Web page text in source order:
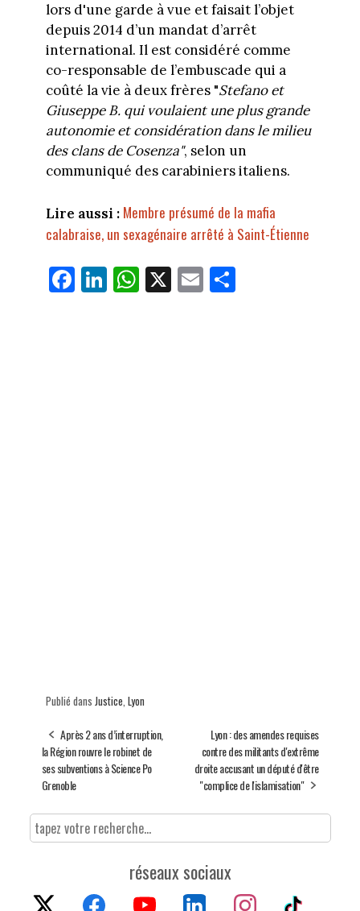
lors d'une garde à vue et faisait l’objet
depuis 2014 d’un mandat d’arrêt
international. Il est considéré comme
co-responsable de l’embuscade qui a
coûté la vie à deux frères "Stefano et
Giuseppe B. qui voulaient une plus grande
autonomie et considération dans le milieu
des clans de Cosenza", selon un
communiqué des carabiniers italiens.
Lire aussi : Membre présumé de la mafia
calabraise, un sexagénaire arrêté à Saint-Étienne
Fa
ce
Li
nk
W
ha
X E
m
Pa
Publié dans Justice, Lyon
Après 2 ans d’interruption,
la Région rouvre le robinet de
ses subventions à Science Po
Grenoble
Lyon : des amendes requises
contre des militants d'extrême
droite accusant un député d'être
"complice de l'islamisation"
réseaux sociaux